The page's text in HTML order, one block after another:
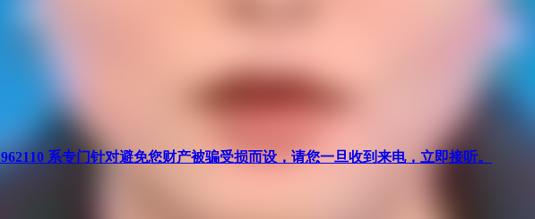
系专门针对避免您财产被骗受损而设，请您一旦收到来电，立即接听。